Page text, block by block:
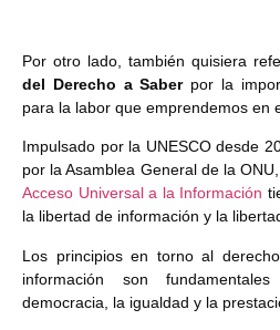
Por otro lado, también quisiera
del Derecho a Saber por la
para la labor que emprendemos en
Impulsado por la UNESCO desde
por la Asamblea General de la
Acceso Universal a la Información
la libertad de información y la
Los principios en torno al
información son
democracia, la igualdad y la